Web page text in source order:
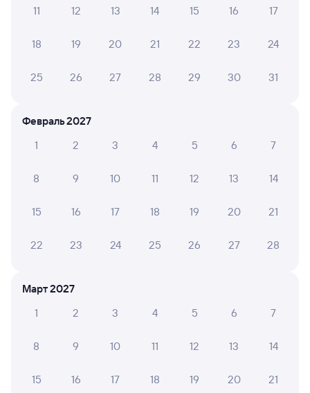
А ещё здесь можно найти
Обратные билеты из Дальнереченска-1
в Ингашскую
Другие авиарейсы из Дальнереченска
11 12 13 14 15 16 17
18 19 20 21 22 23 24
25 26 27 28 29 30 31
Февраль 2027
1
2 3 4 5 6 7
8 9 10 11 12 13 14
15 16 17 18 19 20 21
22 23 24 25 26 27 28
Март 2027
1
2 3 4 5 6 7
8 9 10 11 12 13 14
15 16 17 18 19 20 21